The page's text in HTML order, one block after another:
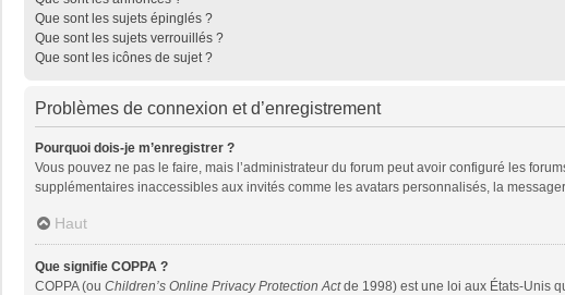
Que sont les sujets épinglés ?
Que sont les sujets verrouillés ?
Que sont les icônes de sujet ?
Problèmes de connexion et d’enregistrement
Pourquoi dois-je m’enregistrer ?
Vous pouvez ne pas le faire, mais l’administrateur du forum peut avoir configuré les
supplémentaires inaccessibles aux invités comme les avatars personnalisés, la
Haut
Que signifie COPPA ?
COPPA (ou Children’s Online Privacy Protection Actde 1998) est une loi aux États-Unis